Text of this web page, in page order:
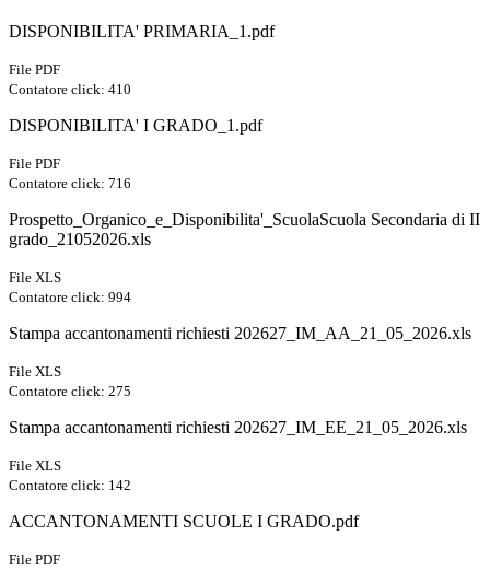
DISPONIBILITA' PRIMARIA_1.pdf
File PDF
Contatore click: 410
DISPONIBILITA' I GRADO_1.pdf
File PDF
Contatore click: 716
Prospetto_Organico_e_Disponibilita'_ScuolaScuola Secondaria di II
grado_21052026.xls
File XLS
Contatore click: 994
Stampa accantonamenti richiesti 202627_IM_AA_21_05_2026.xls
File XLS
Contatore click: 275
Stampa accantonamenti richiesti 202627_IM_EE_21_05_2026.xls
File XLS
Contatore click: 142
ACCANTONAMENTI SCUOLE I GRADO.pdf
File PDF